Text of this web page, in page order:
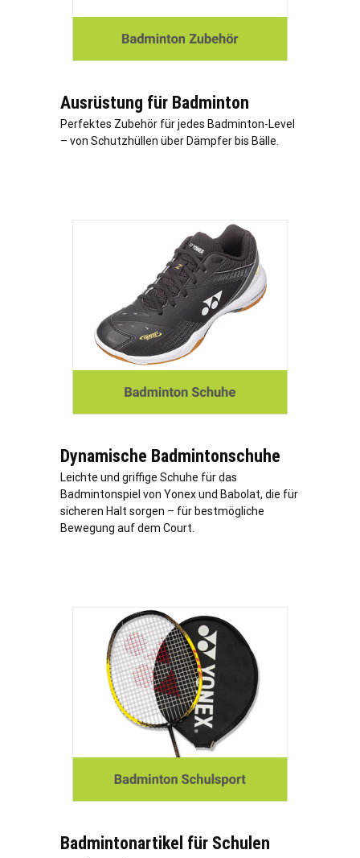
Ausrüstung für Badminton
Perfektes Zubehör für jedes Badminton-Level
– von Schutzhüllen über Dämpfer bis Bälle.
Dynamische Badmintonschuhe
Leichte und griffige Schuhe für das
Badmintonspiel von Yonex und Babolat, die für
sicheren Halt sorgen – für bestmögliche
Bewegung auf dem Court.
Badmintonartikel für Schulen